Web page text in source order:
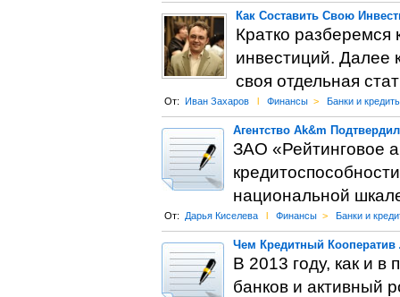
Как Составить Свою
Кратко
инвестиций. Далее
своя отдельная
От: Иван Захаров l Финансы > Банки и
Агентство Ak&m
ЗАО «Рейтинговое
национальной
От: Дарья Киселева l Финансы > Банки и
Чем Кредитный Кооператив
В 2013 году, как и
банков и активный